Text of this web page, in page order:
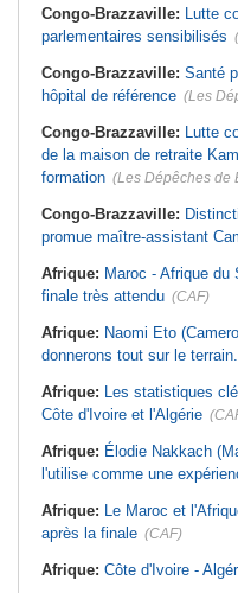
Congo-Brazzaville: Lutte
parlementaires sensibilisés
Congo-Brazzaville: Santé
hôpital de référence (Les
Congo-Brazzaville: Lutte
de la maison de retraite
formation (Les Dépêches de
Congo-Brazzaville:
promue maître-assistant
Afrique: Maroc - Afrique du
finale très attendu (CAF)
Afrique: Naomi Eto
donnerons tout sur le
Afrique: Les statistiques
Côte d'Ivoire et l'Algérie
Afrique: Élodie Nakkach
l'utilise comme une
Afrique: Le Maroc et
après la finale (CAF)
Afrique: Côte d'Ivoire -